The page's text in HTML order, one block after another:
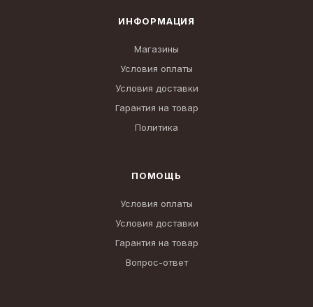
ИНФОРМАЦИЯ
Магазины
Условия оплаты
Условия доставки
Гарантия на товар
Политика
ПОМОЩЬ
Условия оплаты
Условия доставки
Гарантия на товар
Вопрос-ответ